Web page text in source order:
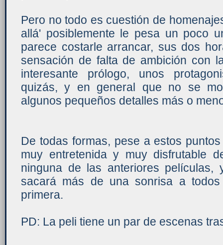
Pero no todo es cuestión de
allá' posiblemente le pesa un poco
parece costarle arrancar, sus dos
sensación de falta de ambición con
interesante prólogo, unos
quizás, y en general que no se
algunos pequeños detalles más o
De todas formas, pese a estos
muy entretenida y muy disfrutable
ninguna de las anteriores películas,
sacará más de una sonrisa a
primera.
PD: La peli tiene un par de escenas